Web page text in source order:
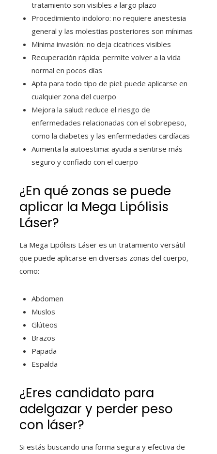
tratamiento son visibles a largo plazo
Procedimiento indoloro: no requiere anestesia
general y las molestias posteriores son mínimas
Mínima invasión: no deja cicatrices visibles
Recuperación rápida: permite volver a la vida
normal en pocos días
Apta para todo tipo de piel: puede aplicarse en
cualquier zona del cuerpo
Mejora la salud: reduce el riesgo de
enfermedades relacionadas con el sobrepeso,
como la diabetes y las enfermedades cardíacas
Aumenta la autoestima: ayuda a sentirse más
seguro y confiado con el cuerpo
¿En qué zonas se puede
aplicar la Mega Lipólisis
Láser?
La Mega Lipólisis Láser es un tratamiento versátil
que puede aplicarse en diversas zonas del cuerpo,
como:
Abdomen
Muslos
Glúteos
Brazos
Papada
Espalda
¿Eres candidato para
adelgazar y perder peso
con láser?
Si estás buscando una forma segura y efectiva de